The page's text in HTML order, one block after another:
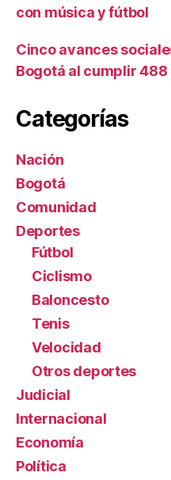
con música y fútbol
Cinco avances
Bogotá al cumplir 488
Categorías
Nación
Bogotá
Comunidad
Deportes
Fútbol
Ciclismo
Baloncesto
Tenis
Velocidad
Otros deportes
Judicial
Internacional
Economía
Política